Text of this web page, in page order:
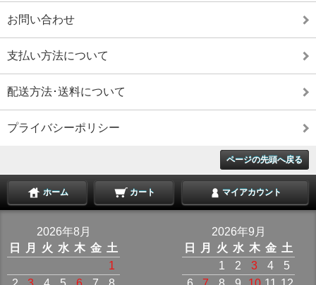
お問い合わせ
支払い方法について
配送方法･送料について
プライバシーポリシー
ページの先頭へ戻る
ホーム カート マイアカウント
2026年8月
日
月 火 水 木 金 土
1
2026年9月
日
月 火 水 木 金 土
1
2 3 4
5